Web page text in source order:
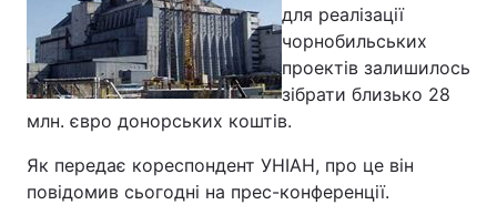
Спорт Наука
Техно і зв'язок Лайт
Зброя Інциденти
Здоров'я Туризм
для реалізації
чорнобильських
проектів залишилось
зібрати близько 28
млн. євро донорських коштів.
Як передає кореспондент УНІАН, про це він
повідомив сьогодні на прес-конференції.